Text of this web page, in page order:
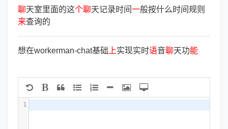
聊天室里面的这个聊天记录时间一般按什么时间规则
来查询的
想在workerman-chat基础 上实现实时语音聊天功能
1